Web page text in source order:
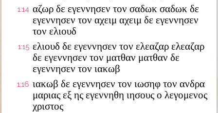
1:14 αζωρ δε εγεννησεν τον σαδωκ σαδωκ δε
εγεννησεν τον αχειμ αχειμ δε εγεννησεν
τον ελιουδ
1:15 ελιουδ δε εγεννησεν τον ελεαζαρ ελεαζαρ
δε εγεννησεν τον ματθαν ματθαν δε
εγεννησεν τον ιακωβ
1:16 ιακωβ δε εγεννησεν τον ιωσηφ τον ανδρα
μαριας εξ ης εγεννηθη ιησους ο λεγομενος
χριστος